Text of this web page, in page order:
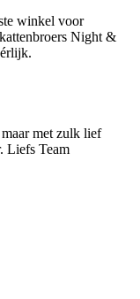
winkel voor
Night &
met zulk lief
Liefs Team